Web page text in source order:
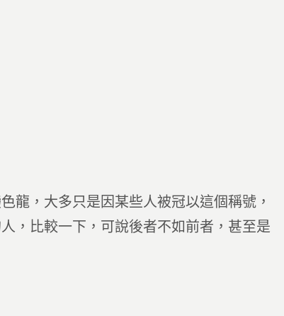
龍，大多只是因某些人被冠以這個稱號，
，比較一下，可說後者不如前者，甚至是